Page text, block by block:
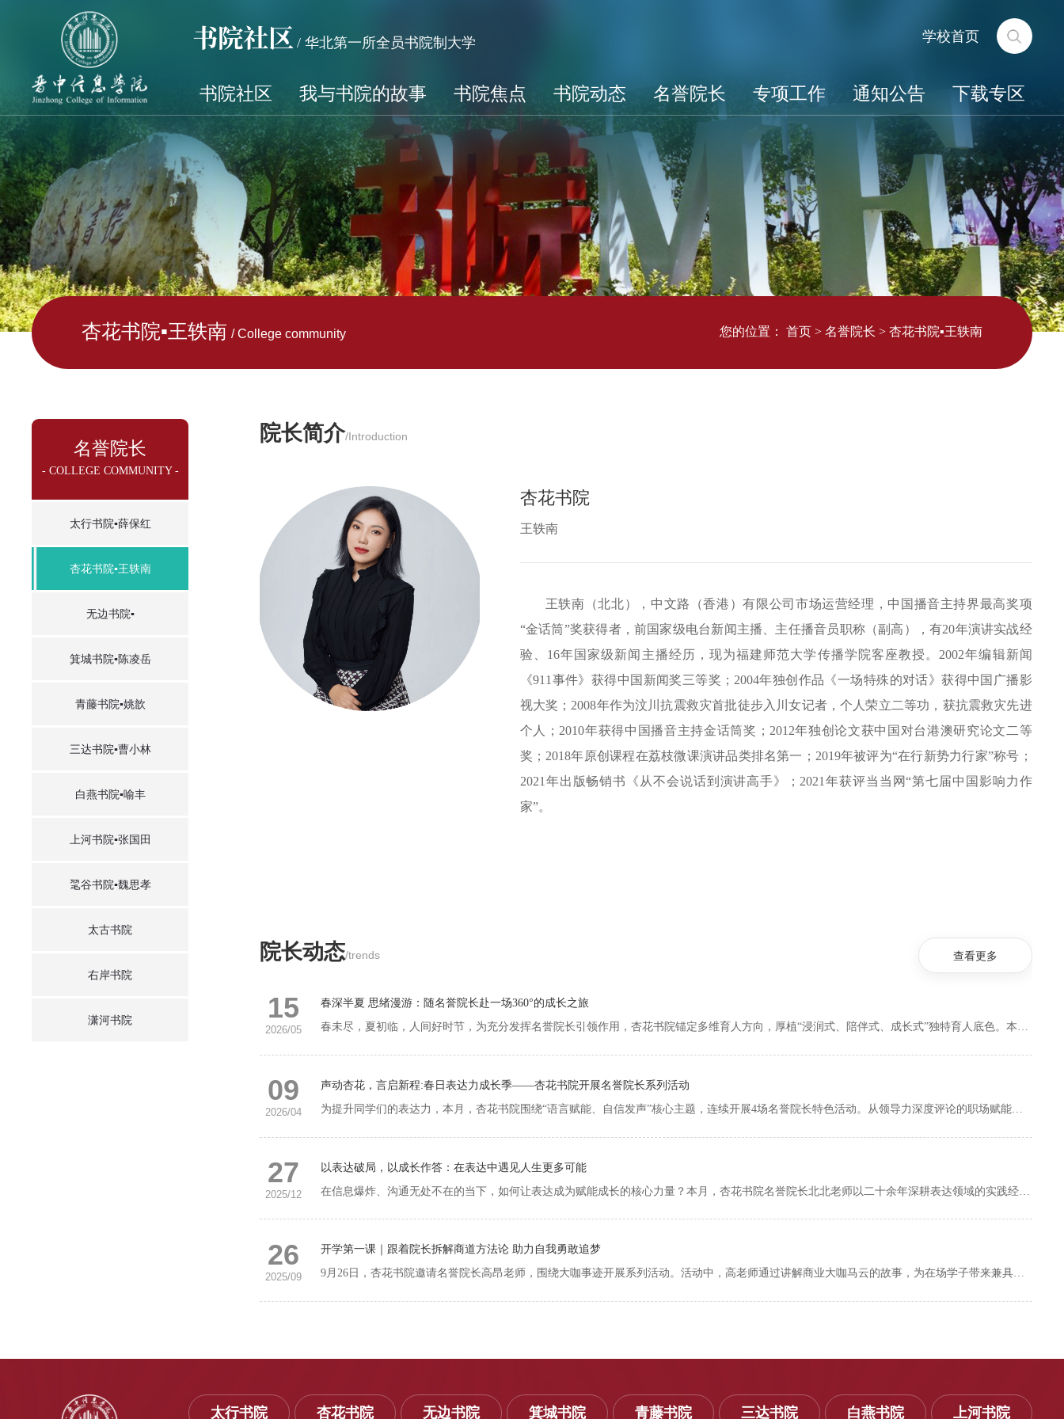
书院社区 / 华北第一所全员书院制大学 学校首页
书院社区 我与书院的故事 书院焦点 书院动态 名誉院长 专项工作 通知公告 下载专区
杏花书院▪王轶南 / College community 您的位置： 首页 > 名誉院长 > 杏花书院▪王轶南
名誉院长
- COLLEGE COMMUNITY -
太行书院▪薛保红
杏花书院▪王轶南
无边书院▪
箕城书院▪陈凌岳
青藤书院▪姚歆
三达书院▪曹小林
白燕书院▪喻丰
上河书院▪张国田
毣谷书院▪魏思孝
太古书院
右岸书院
潇河书院
院长简介/Introduction
杏花书院
王轶南
王轶南（北北），中文路（香港）有限公司市场运营经理，中国播音主持界最高奖项
“金话筒”奖获得者，前国家级电台新闻主播、主任播音员职称（副高），有20年演讲实战经
验、16年国家级新闻主播经历，现为福建师范大学传播学院客座教授。2002年编辑新闻
《911事件》获得中国新闻奖三等奖；2004年独创作品《一场特殊的对话》获得中国广播影
视大奖；2008年作为汶川抗震救灾首批徒步入川女记者，个人荣立二等功，获抗震救灾先进
个人；2010年获得中国播音主持金话筒奖；2012年独创论文获中国对台港澳研究论文二等
奖；2018年原创课程在荔枝微课演讲品类排名第一；2019年被评为“在行新势力行家”称号；
2021年出版畅销书《从不会说话到演讲高手》；2021年获评当当网“第七届中国影响力作
家”。
院长动态/trends 查看更多
15
2026/05
春深半夏 思绪漫游：随名誉院长赴一场360°的成长之旅
09
2026/04
声动杏花，言启新程:春日表达力成长季——杏花书院开展名誉院长系列活动
为提升同学们的表达力，本月，杏花书院围绕“语言赋能、自信发声”核心主题，连续开展4场名誉院长特色活动。从领导力深度评论的职场赋能，到声符表达的演讲技巧拆解；从《敢于卓越》的读书沙龙心灵滋养，到21天表达力成长营的系统训练，为同学们搭建起系统化、常态化的表达锻炼平台，帮助同学们突破表达瓶颈，锤炼核心能力，绽放青春风采。语言赋能成长，表达点亮未来4月7日16:00，杏花书院名誉院长北北老师与书院师生齐聚书院Lucky ...
27
2025/12
以表达破局，以成长作答：在表达中遇见人生更多可能
在信息爆炸、沟通无处不在的当下，如何让表达成为赋能成长的核心力量？本月，杏花书院名誉院长北北老师以二十余年深耕表达领域的实践经验为基石，用直击本质的洞察与鲜活生动的故事分享，为学子们解开表达困惑、明晰成长路径，展开了一场关于表达力与人生可能的深度求索。重构表达认知：以终为始，让沟通精准落地“表达力不是把我知道的东西说给你听，而是由倾听你说话的人的程度来决定，他的水平、群体、程度决定了你该用什么样的方式去表达。...
26
2025/09
开学第一课｜跟着院长拆解商道方法论 助力自我勇敢追梦
9月26日，杏花书院邀请名誉院长高昂老师，围绕大咖事迹开展系列活动。活动中，高老师通过讲解商业大咖马云的故事，为在场学子带来兼具思想深度、实践启发与成长指引的分享，助力青年学子汲取榜样力量，找准奋斗方向，掌握可落地的成长路径。双视角解析：从时代机遇到核心能力9月26日10:30，杏花书院于三达书院意空间举办名誉院长开学第一课：听马云故事·启新程·传商思活动。邀请书院名誉院长高昂老师聚焦马云创业历程、商业智慧与起步期核心能力，...
太行书院 杏花书院 无边书院 箕城书院 青藤书院 三达书院 白燕书院 上河书院